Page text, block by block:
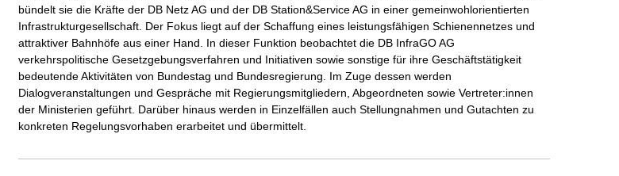
bündelt sie die Kräfte der DB Netz AG und der DB Station&Service AG in einer gemeinwohlorientierten
Infrastrukturgesellschaft. Der Fokus liegt auf der Schaffung eines leistungsfähigen Schienennetzes und
attraktiver Bahnhöfe aus einer Hand. In dieser Funktion beobachtet die DB InfraGO AG
verkehrspolitische Gesetzgebungsverfahren und Initiativen sowie sonstige für ihre Geschäftstätigkeit
bedeutende Aktivitäten von Bundestag und Bundesregierung. Im Zuge dessen werden
Dialogveranstaltungen und Gespräche mit Regierungsmitgliedern, Abgeordneten sowie Vertreter:innen
der Ministerien geführt. Darüber hinaus werden in Einzelfällen auch Stellungnahmen und Gutachten zu